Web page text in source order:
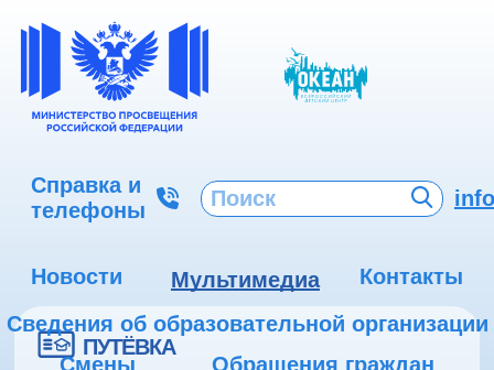
Справка и
телефоны
Новости Мультимедиа
Контакты
Сведения об образовательной организации
Смены
Обращения граждан
ПУТЁВКА